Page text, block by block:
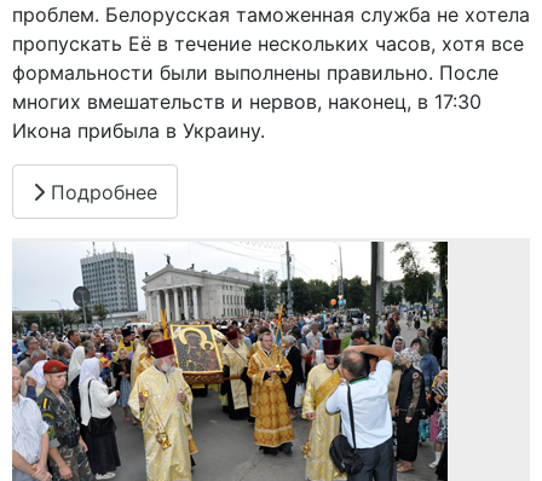
проблем. Белорусская таможенная служба не хотела
пропускать Её в течение нескольких часов, хотя все
формальности были выполнены правильно. После
многих вмешательств и нервов, наконец, в 17:30
Икона прибыла в Украину.
Подробнее